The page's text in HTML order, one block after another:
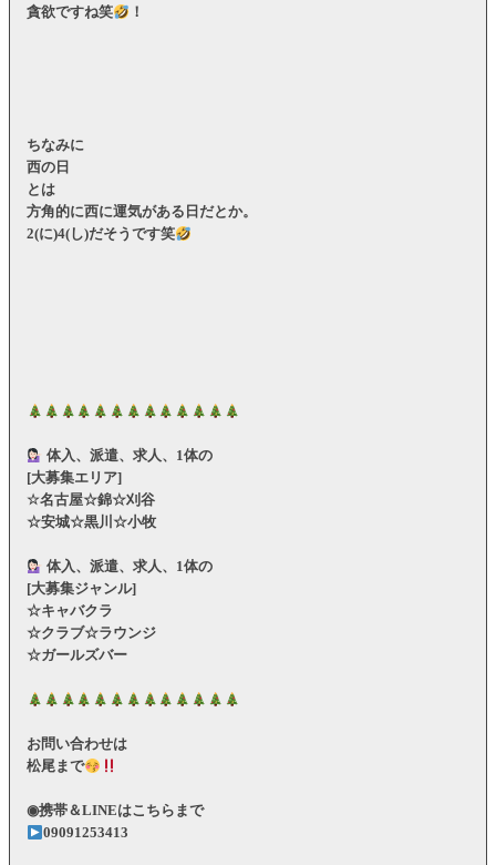
貪欲ですね笑
！
ちなみに
西の日
とは
方角的に西に運気がある日だとか。
2(に)4(し)だそうです笑
体入、派遣、求人、1体の
[大募集エリア]
☆名古屋☆錦☆刈谷
☆安城☆黒川☆小牧
体入、派遣、求人、1体の
[大募集ジャンル]
☆キャバクラ
☆クラブ☆ラウンジ
☆ガールズバー
お問い合わせは
松尾まで
◉携帯＆LINEはこちらまで
09091253413